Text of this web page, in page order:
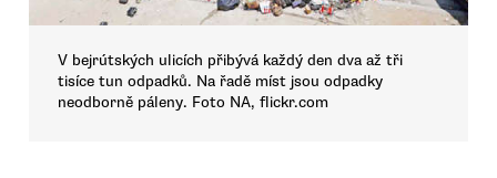
V bejrútských ulicích přibývá každý den dva až tři
tisíce tun odpadků. Na řadě míst jsou odpadky
neodborně páleny. Foto NA, flickr.com